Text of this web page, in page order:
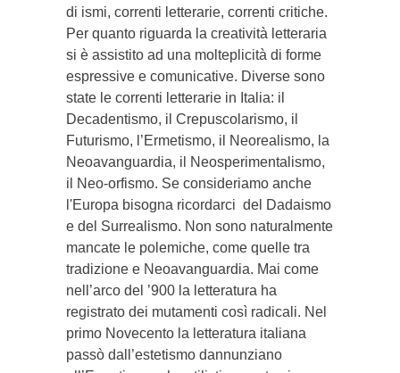
di ismi, correnti letterarie, correnti critiche.
Per quanto riguarda la creatività letteraria
si è assistito ad una molteplicità di forme
espressive e comunicative. Diverse sono
state le correnti letterarie in Italia: il
Decadentismo, il Crepuscolarismo, il
Futurismo, l’Ermetismo, il Neorealismo, la
Neoavanguardia, il Neosperimentalismo,
il Neo-orfismo. Se consideriamo anche
l'Europa bisogna ricordarci del Dadaismo
e del Surrealismo. Non sono naturalmente
mancate le polemiche, come quelle tra
tradizione e Neoavanguardia. Mai come
nell’arco del ’900 la letteratura ha
registrato dei mutamenti così radicali. Nel
primo Novecento la letteratura italiana
passò dall’estetismo dannunziano